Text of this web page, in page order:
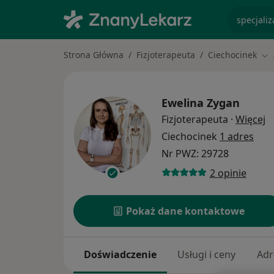
Strona Główna Fizjoterapeuta Ciechocinek
Ewelina Zygan
Fizjoterapeuta · Więcej
Ciechocinek 1 adres
Nr PWZ: 29728
2 opinie
Pokaż dane kontaktowe
Doświadczenie Usługi i ceny